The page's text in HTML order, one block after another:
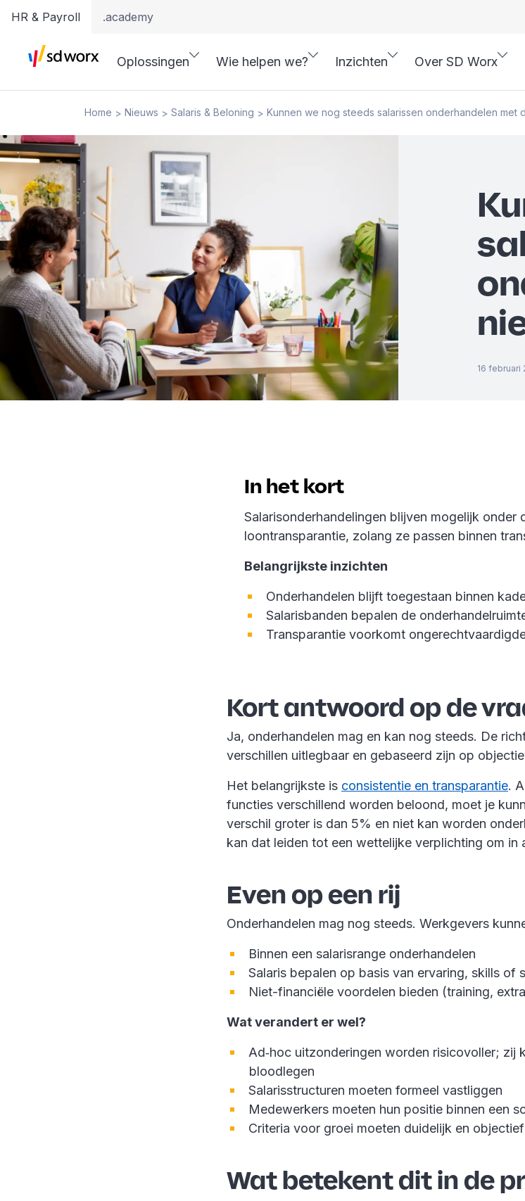
HR & Payroll .academy
Oplossingen Wie helpen we? Inzichten Over SD Worx
Home > Nieuws > Salaris & Beloning > Kunnen we nog steeds salarissen onderhandelen met
16 februari
In het kort
Salarisonderhandelingen blijven mogelijk onder
loontransparantie, zolang ze passen binnen
Belangrijkste inzichten
Onderhandelen blijft toegestaan binnen
Salarisbanden bepalen de
Transparantie voorkomt
Kort antwoord op de
Ja, onderhandelen mag en kan nog steeds. De
verschillen uitlegbaar en gebaseerd zijn op
Het belangrijkste is consistentie en transparantie.
functies verschillend worden beloond, moet je
verschil groter is dan 5% en niet kan worden
kan dat leiden tot een wettelijke verplichting om in
Even op een rij
Onderhandelen mag nog steeds. Werkgevers
Binnen een salarisrange onderhandelen
Salaris bepalen op basis van ervaring, skills of
Niet-financiële voordelen bieden (training,
Wat verandert er wel?
Ad‑hoc uitzonderingen worden risicovoller; zij
bloodlegen
Salarisstructuren moeten formeel vastliggen
Medewerkers moeten hun positie binnen een
Criteria voor groei moeten duidelijk en
Wat betekent dit in de